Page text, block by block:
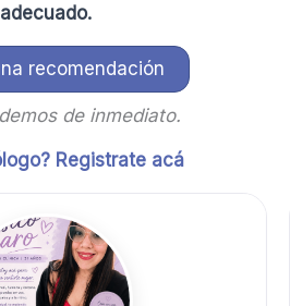
adecuado.
recomendación
de inmediato.
Registrate acá